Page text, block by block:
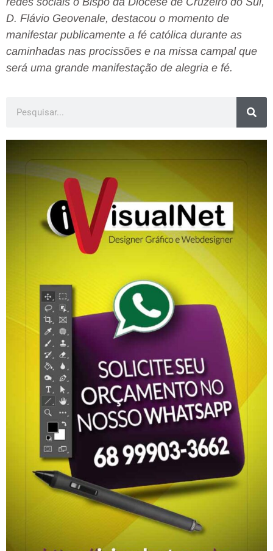
D. Flávio Geovenale, destacou o momento de
manifestar publicamente a fé católica durante as
caminhadas nas procissões e na missa campal que
será uma grande manifestação de alegria e fé.